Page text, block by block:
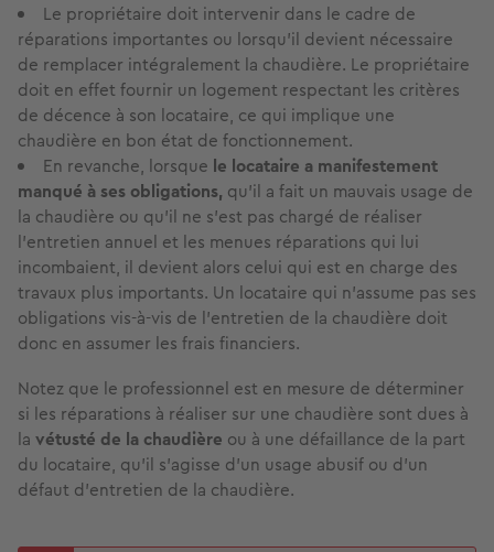
Le propriétaire doit intervenir dans le cadre de
réparations importantes ou lorsqu’il devient nécessaire
de remplacer intégralement la chaudière. Le propriétaire
doit en effet fournir un logement respectant les critères
de décence à son locataire, ce qui implique une
chaudière en bon état de fonctionnement.
En revanche, lorsque le locataire a manifestement
manqué à ses obligations, qu’il a fait un mauvais usage de
la chaudière ou qu’il ne s’est pas chargé de réaliser
l’entretien annuel et les menues réparations qui lui
incombaient, il devient alors celui qui est en charge des
travaux plus importants. Un locataire qui n’assume pas ses
obligations vis-à-vis de l’entretien de la chaudière doit
donc en assumer les frais financiers.
Notez que le professionnel est en mesure de déterminer
si les réparations à réaliser sur une chaudière sont dues à
la vétusté de la chaudière ou à une défaillance de la part
du locataire, qu’il s’agisse d’un usage abusif ou d’un
défaut d’entretien de la chaudière.